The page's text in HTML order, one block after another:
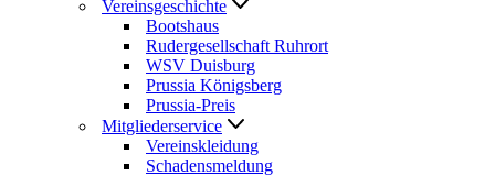
Vereinsgeschichte
Bootshaus
Rudergesellschaft Ruhrort
WSV Duisburg
Prussia Königsberg
Prussia-Preis
Mitgliederservice
Vereinskleidung
Schadensmeldung